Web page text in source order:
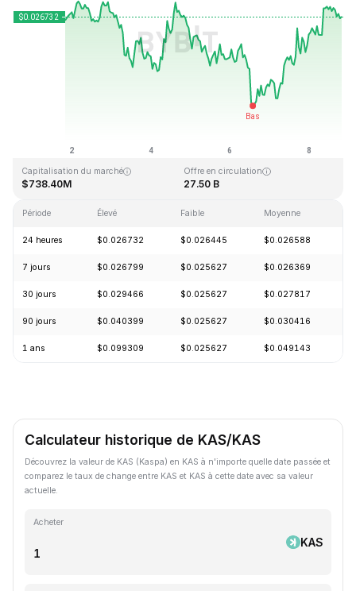
$0.207411 $0.000171
Capitalisation du marché
$738.40M
Offre en circulation
27.50 B
Période Élevé Faible Moyenne
24 heures $0.026732 $0.026445 $0.026588
7 jours $0.026799 $0.025627 $0.026369
30 jours $0.029466 $0.025627 $0.027817
90 jours $0.040399 $0.025627 $0.030416
1 ans $0.099309 $0.025627 $0.049143
Calculateur historique de KAS/KAS
Découvrez la valeur de KAS (Kaspa) en KAS à n'importe quelle date passée et
comparez le taux de change entre KAS et KAS à cette date avec sa valeur
actuelle.
Acheter
KAS